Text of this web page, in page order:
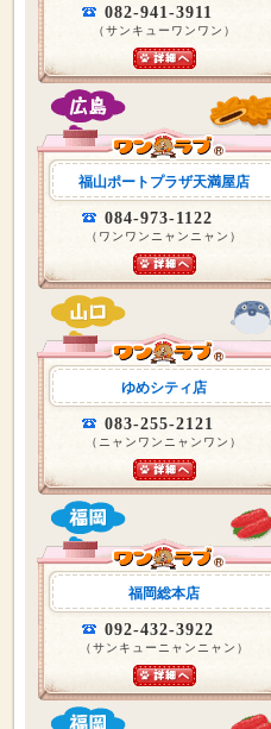
082-941-3911
（サンキューワンワン）
福山ポートプラザ天満屋店
084-973-1122
（ワンワンニャンニャン）
ゆめシティ店
083-255-2121
（ニャンワンニャンワン）
福岡総本店
092-432-3922
（サンキューニャンニャン）